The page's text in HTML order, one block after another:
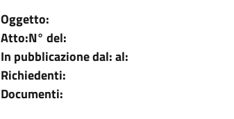
Oggetto:
Atto:N° del:
In pubblicazione dal:al:
Richiedenti:
Documenti: